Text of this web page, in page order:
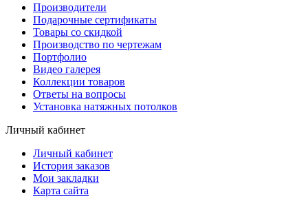
Производители
Подарочные сертификаты
Товары со скидкой
Производство по чертежам
Портфолио
Видео галерея
Коллекции товаров
Ответы на вопросы
Установка натяжных потолков
Личный кабинет
Личный кабинет
История заказов
Мои закладки
Карта сайта